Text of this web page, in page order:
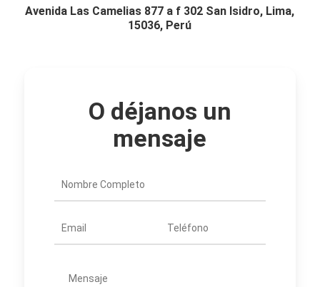
Avenida Las Camelias 877 a f 302 San Isidro, Lima,
15036, Perú
O déjanos un
mensaje